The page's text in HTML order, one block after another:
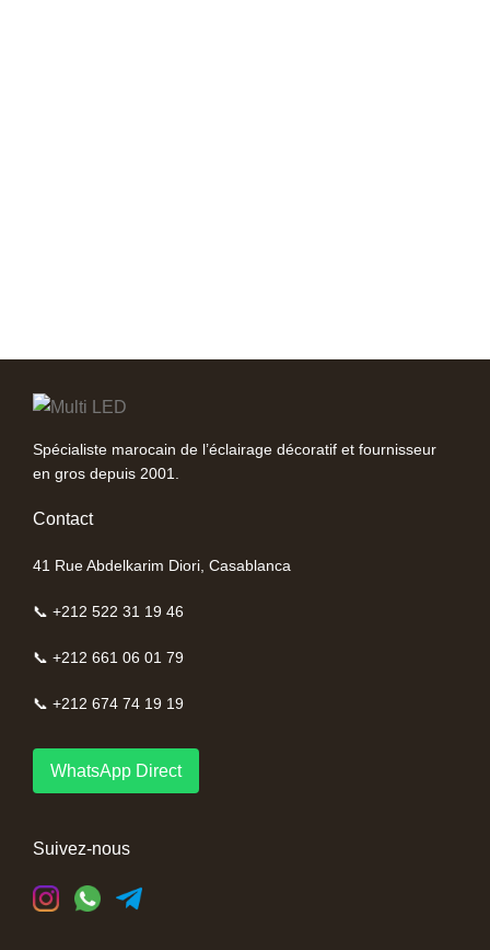
Spécialiste marocain de l’éclairage décoratif et fournisseur
en gros depuis 2001.
Contact
41 Rue Abdelkarim Diori, Casablanca
📞 +212 522 31 19 46
📞 +212 661 06 01 79
📞 +212 674 74 19 19
WhatsApp Direct
Suivez-nous